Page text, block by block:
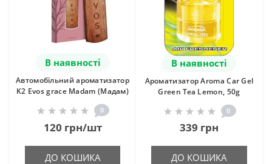
В наявності
Автомобільний ароматизатор
K2 Evos grace Madam (Мадам)
0
120 грн/шт
ДО КОШИКА
В наявності
Ароматизатор Aroma Car Gel
Green Tea Lemon, 50g
0
339 грн
ДО КОШИКА